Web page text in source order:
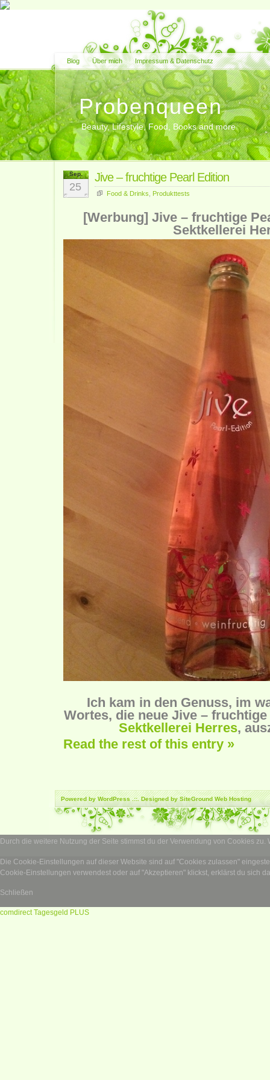
Blog Über mich Impressum & Datenschutz
Probenqueen
Beauty, Lifestyle, Food, Books and more
Sep.
25
Jive – fruchtige Pearl Edition
Food & Drinks Produkttests
[Werbung] Jive – fruchtige
Sektkellerei
Ich kam in den Genuss, im
Wortes, die neue Jive –
Sektkellerei Herres,
Read the rest of this entry »
Powered byWordPress.::. Designed by SiteGroundWeb Hosting
Durch die weitere Nutzung der Seite stimmst du der Verwendung von Cookies zu.
Die Cookie-Einstellungen auf dieser Website sind auf "Cookies zulassen"
Cookie-Einstellungen verwendest oder auf "Akzeptieren" klickst, erklärst du sich
Schließen
comdirect Tagesgeld PLUS